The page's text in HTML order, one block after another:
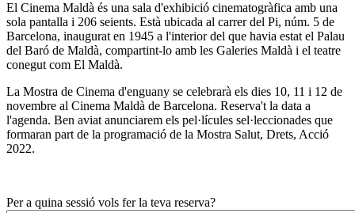
El Cinema Maldà és una sala d'exhibició cinematogràfica amb una
sola pantalla i 206 seients. Està ubicada al carrer del Pi, núm. 5 de
Barcelona, inaugurat en 1945 a l'interior del que havia estat el Palau
del Baró de Maldà, compartint-lo amb les Galeries Maldà i el teatre
conegut com El Maldà.
La Mostra de Cinema d'enguany se celebrarà els dies 10, 11 i 12 de
novembre al Cinema Maldà de Barcelona. Reserva't la data a
l'agenda. Ben aviat anunciarem els pel·lícules sel·leccionades que
formaran part de la programació de la Mostra Salut, Drets, Acció
2022.
Per a quina sessió vols fer la teva reserva?